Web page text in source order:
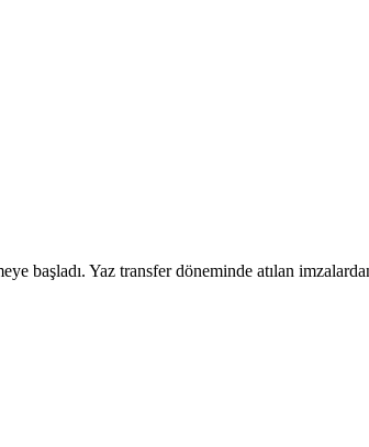
başladı. Yaz transfer döneminde atılan